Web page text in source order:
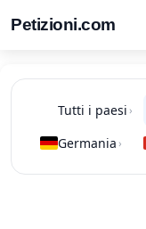
Petizioni.com
Tutti i paesi ›
Germania ›